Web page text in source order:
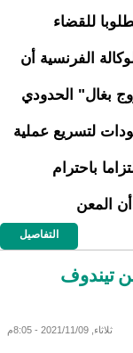
للقضاء
الفرنسية أن
بغال" الحدودي
لتسريع عملية
باحترام
أن المعن
التفاصيل
تيندوف
ثلاثاء, 2021/11/09 - 8:05م